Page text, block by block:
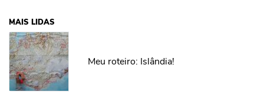
MAIS LIDAS
Meu roteiro: Islândia!